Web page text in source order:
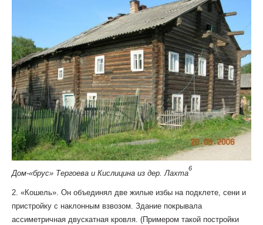
Дом-«брус» Тергоева и Кислицина из дер. Лахта
6
2. «Кошель». Он объединял две жилые избы на подклете, сени и
пристройку с наклонным взвозом. Здание покрывала
ассиметричная двускатная кровля. (Примером такой постройки